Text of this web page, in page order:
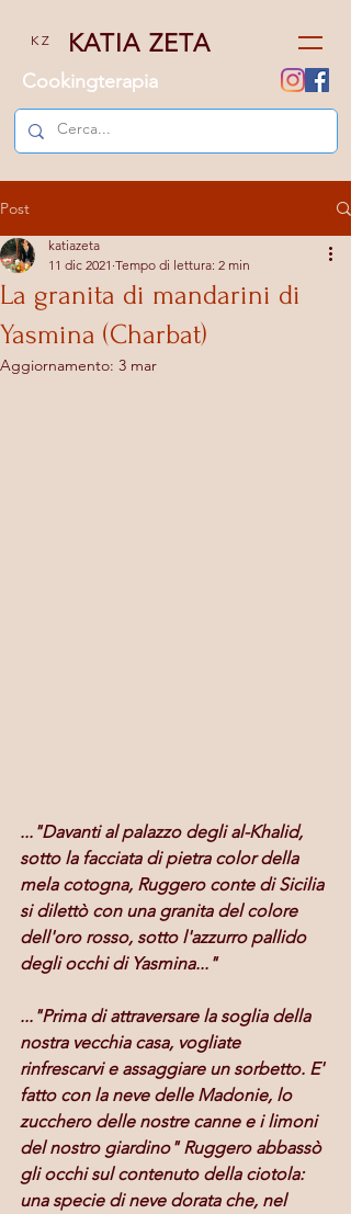
K Z KATIA ZETA
Cookingterapia
Post
La granita di mandarini di
Yasmina (Charbat)
katiazeta
11 dic 2021 Tempo di lettura: 2 min
Aggiornamento: 3 mar
..."Davanti al palazzo degli al-Khalid,
sotto la facciata di pietra color della
mela cotogna, Ruggero conte di Sicilia
si dilettò con una granita del colore
dell'oro rosso, sotto l'azzurro pallido
degli occhi di Yasmina..."
..."Prima di attraversare la soglia della
nostra vecchia casa, vogliate
rinfrescarvi e assaggiare un sorbetto. E'
fatto con la neve delle Madonie, lo
zucchero delle nostre canne e i limoni
del nostro giardino" Ruggero abbassò
gli occhi sul contenuto della ciotola:
una specie di neve dorata che, nel